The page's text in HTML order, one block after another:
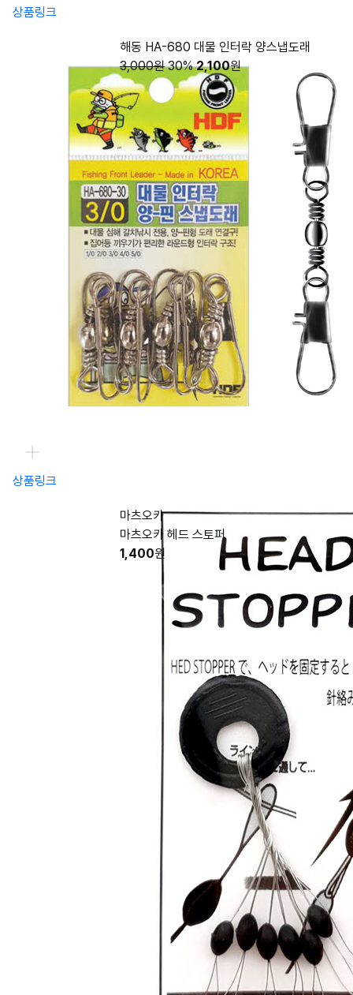
상품링크
해동 HA-680 대물 인터락 양스냅도래
3,000원 30% 2,100원
상품링크
마츠오카
마츠오카 헤드 스토퍼
1,400원